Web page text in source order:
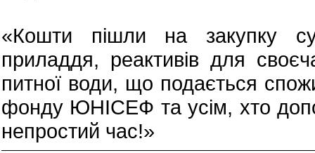
«Кошти пішли на закупку
приладдя, реактивів для
питної води, що подається
фонду ЮНІСЕФ та усім, хто
непростий час!»